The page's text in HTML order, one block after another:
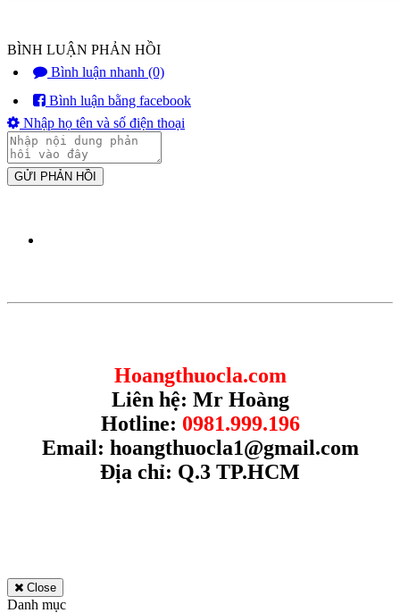
BÌNH LUẬN PHẢN HỒI
Bình luận nhanh (0)
Bình luận bằng facebook
Nhập họ tên và số điện thoại
GỬI PHẢN HỒI
Hoangthuocla.com
Liên hệ: Mr Hoàng
Hotline: 0981.999.196
Email: hoangthuocla1@gmail.com
Địa chỉ: Q.3 TP.HCM
Close
Danh mục